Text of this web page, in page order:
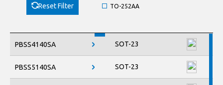
Reset Filter
PBSS4140SA
PBSS5140SA
TO-252AA
SOT-23
SOT-23